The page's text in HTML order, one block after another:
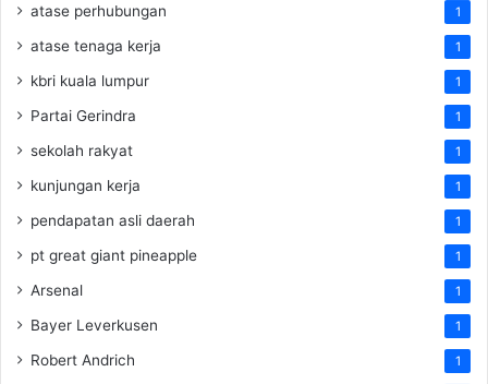
atase perhubungan 1
atase tenaga kerja 1
kbri kuala lumpur 1
Partai Gerindra 1
sekolah rakyat 1
kunjungan kerja 1
pendapatan asli daerah 1
pt great giant pineapple 1
Arsenal 1
Bayer Leverkusen 1
Robert Andrich 1